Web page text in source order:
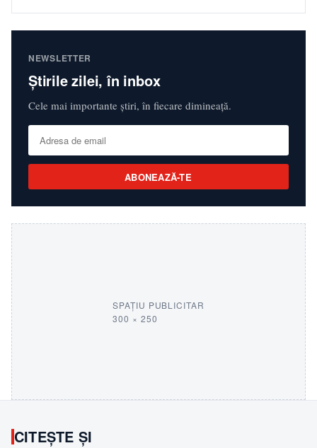
NEWSLETTER
Știrile zilei, în inbox
Cele mai importante știri, în fiecare dimineață.
ABONEAZĂ-TE
SPAȚIU PUBLICITAR
300 × 250
CITEȘTE ȘI